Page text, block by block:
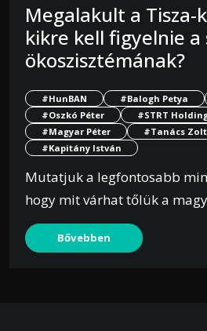
Megalakult a Tisza-
kikre kell figyelnie
ökoszisztémának?
#HunBAN #Balogh Petya
#Oszkó Péter
#STRT
#Magyar Péter
#Tanács
#Kapitány István
Mutatjuk a legfontosabb
hogy mit várhat tőlük a
Bővebben